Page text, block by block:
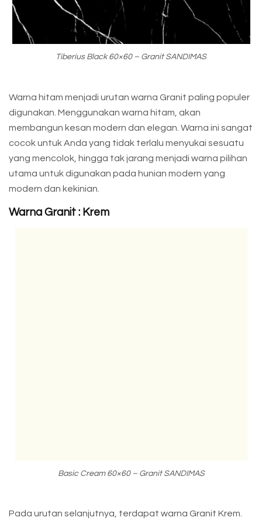
Tiberius Black 60×60 – Granit SANDIMAS
Warna hitam menjadi urutan warna Granit paling populer
digunakan. Menggunakan warna hitam, akan
membangun kesan modern dan elegan. Warna ini sangat
cocok untuk Anda yang tidak terlalu menyukai sesuatu
yang mencolok, hingga tak jarang menjadi warna pilihan
utama untuk digunakan pada hunian modern yang
modern dan kekinian.
Warna Granit : Krem
Basic Cream 60×60 – Granit SANDIMAS
Pada urutan selanjutnya, terdapat warna Granit Krem.